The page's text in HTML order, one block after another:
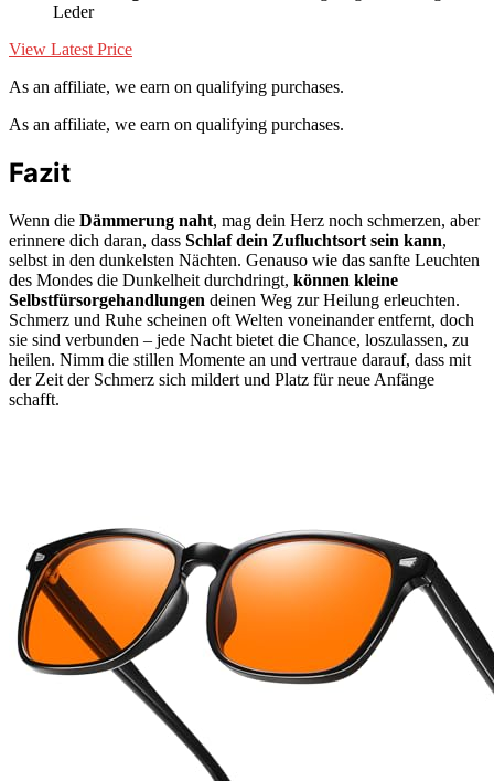
Leder
View Latest Price
As an affiliate, we earn on qualifying purchases.
As an affiliate, we earn on qualifying purchases.
Fazit
Wenn die Dämmerung naht, mag dein Herz noch schmerzen, aber
erinnere dich daran, dass Schlaf dein Zufluchtsort sein kann,
selbst in den dunkelsten Nächten. Genauso wie das sanfte Leuchten
des Mondes die Dunkelheit durchdringt, können kleine
Selbstfürsorgehandlungen deinen Weg zur Heilung erleuchten.
Schmerz und Ruhe scheinen oft Welten voneinander entfernt, doch
sie sind verbunden – jede Nacht bietet die Chance, loszulassen, zu
heilen. Nimm die stillen Momente an und vertraue darauf, dass mit
der Zeit der Schmerz sich mildert und Platz für neue Anfänge
schafft.